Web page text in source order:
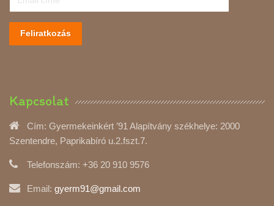
Feliratkozás
Kapcsolat
Cím: Gyermekeinkért ’91 Alapítvány székhelye: 2000
Szentendre, Paprikabíró u.2.fszt.7.
Telefonszám: +36 20 910 9576
Email: gyerm91@gmail.com